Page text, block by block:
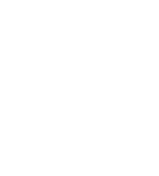
长
郑
太